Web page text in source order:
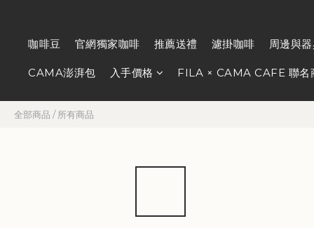
咖啡豆 官網獨家咖啡 推薦送禮 濾掛咖啡 周邊與
CAMA澎湃包 入手價格 FILA × CAMA CAFE 聯名
全部商品 /所有商品